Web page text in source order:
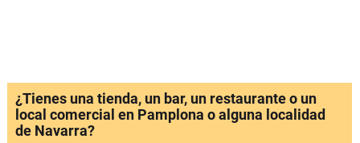
¿Tienes una tienda, un bar, un restaurante o un
local comercial en Pamplona o alguna localidad
de Navarra?